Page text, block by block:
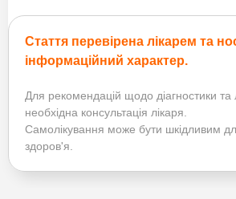
Стаття перевірена лікарем та
інформаційний характер.
Для рекомендацій щодо діагностики та
необхідна консультація лікаря.
Самолікування може бути шкідливим
здоров'я.